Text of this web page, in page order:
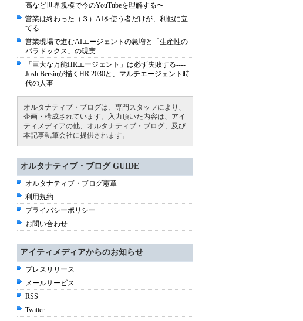
高など世界規模で今のYouTubeを理解する〜
営業は終わった（３）AIを使う者だけが、利他に立
てる
営業現場で進むAIエージェントの急増と「生産性の
パラドックス」の現実
「巨大な万能HRエージェント」は必ず失敗する----
Josh Bersinが描くHR 2030と、マルチエージェント時
代の人事
オルタナティブ・ブログは、専門スタッフにより、
企画・構成されています。入力頂いた内容は、アイ
ティメディアの他、オルタナティブ・ブログ、及び
本記事執筆会社に提供されます。
オルタナティブ・ブログ GUIDE
オルタナティブ・ブログ憲章
利用規約
プライバシーポリシー
お問い合わせ
アイティメディアからのお知らせ
プレスリリース
メールサービス
RSS
Twitter